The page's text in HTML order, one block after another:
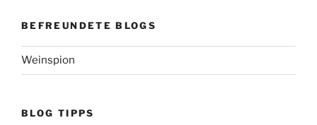
BEFREUNDETE BLOGS
Weinspion
BLOG TIPPS